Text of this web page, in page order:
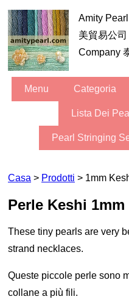
Amity Pearl Trading Co 安
美貿易公
Company
Menu Categoria
Lista Dei
Pearl Stringing
Casa > Prodotti > 1mm
Perle Keshi 1mm
These tiny pearls are very beautiful. Ideal for making multi-
strand necklaces.
Queste piccole perle sono molto belle. Ideale per fare
collane a più fili.